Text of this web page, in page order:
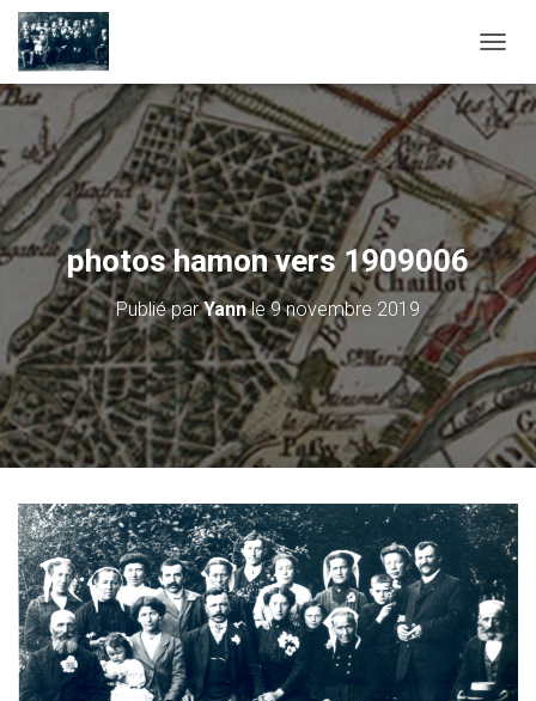
É
P
L
E
R
L
A
N
A
V
G
A
T
I
O
N
photos hamon vers 1909006
Publié parYannle9 novembre 2019